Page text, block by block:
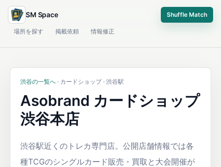
SM Space Shuffle Match
場所を探す 掲載依頼 情報修正
渋谷の一覧へ · カードショップ · 渋谷駅
Asobrand カードショップ
渋谷本店
渋谷駅近くのトレカ専門店。公開店舗情報では各
種TCGのシングルカード販売・買取と大会開催が